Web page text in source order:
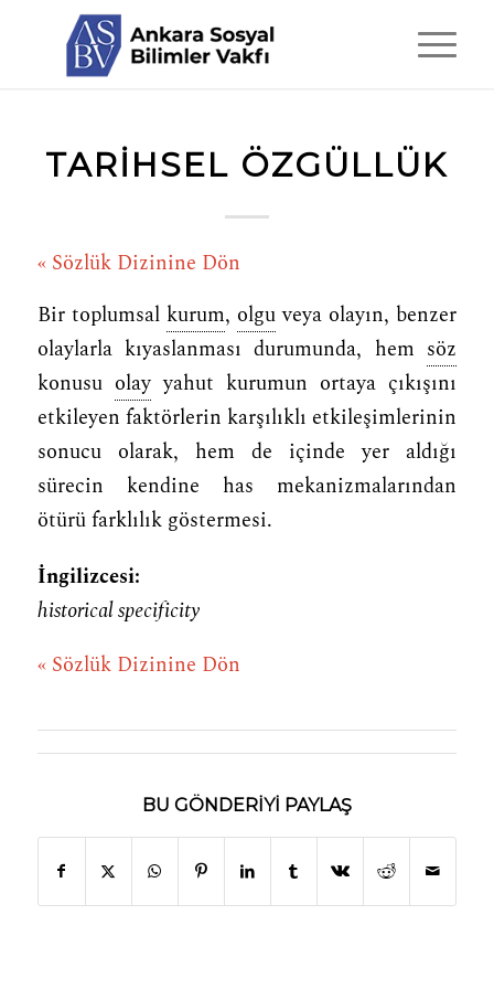
TARIHSEL ÖZGÜLLÜK
« Sözlük Dizinine Dön
Bir toplumsal kurum, olguveya olayın, benzer
olaylarla kıyaslanması durumunda, hem söz
konusu olayyahut kurumun ortaya çıkışını
etkileyen faktörlerin karşılıklı etkileşimlerinin
sonucu olarak, hem de içinde yer aldığı
sürecin kendine has mekanizmalarından
ötürü farklılık göstermesi.
İngilizcesi:
historical specificity
« Sözlük Dizinine Dön
BU GÖNDERIYI PAYLAŞ